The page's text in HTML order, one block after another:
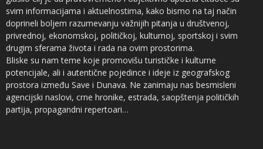
svim informacijama i aktuelnostima, kako bismo na taj način
doprineli boljem razumevanju važnijih pitanja u društvenoj,
privrednoj, ekonomskoj, političkoj, kulturnoj, sportskoj i svim
drugim sferama života i rada na ovim prostorima.
Bliske su nam teme koje promovišu turističke i kulturne
potencijale, ali i autentične pojedince i ideje iz geografskog
prostora između Save i Dunava. Ne zanimaju nas besmisleni
agencijski naslovi, crne hronike, estrada, saopštenja političkih
partija, propagandni repertoari…